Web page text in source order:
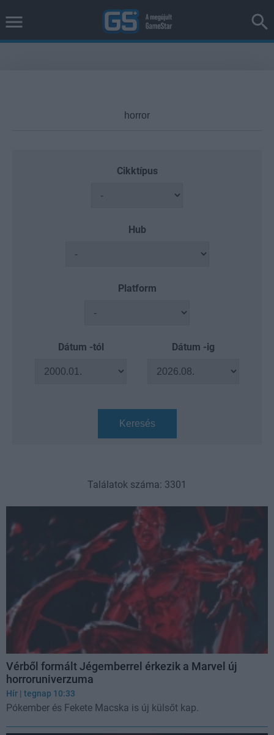
Cikktípus
Hub
Platform
Dátum -tól Dátum -ig
Keresés
Találatok száma: 3301
Vérből formált Jégemberrel érkezik a Marvel új
horroruniverzuma
Hír | tegnap 10:33
Pókember és Fekete Macska is új külsőt kap.